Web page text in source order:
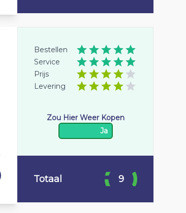
Bestellen
Service
Prijs
Levering
Zou Hier Weer Kopen
Ja
Totaal 9